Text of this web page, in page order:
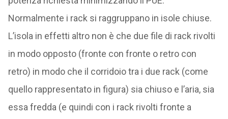
Normalmente i rack si raggruppano in isole chiuse.
L’isola in effetti altro non è che due file di rack rivolti
in modo opposto (fronte con fronte o retro con
retro) in modo che il corridoio tra i due rack (come
quello rappresentato in figura) sia chiuso e l’aria, sia
essa fredda (e quindi con i rack rivolti fronte a